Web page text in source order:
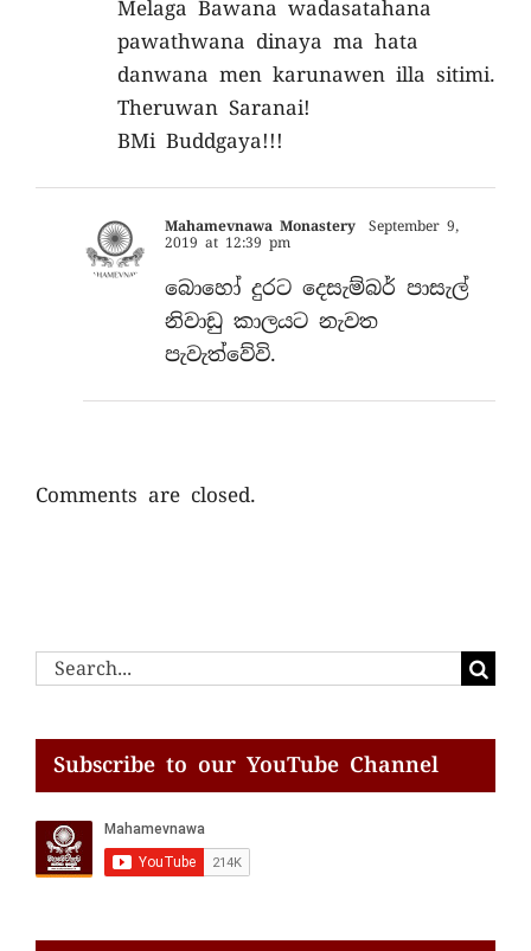
Melaga Bawana wadasatahana
pawathwana dinaya ma hata
danwana men karunawen illa sitimi.
Theruwan Saranai!
BMi Buddgaya!!!
Mahamevnawa Monastery
September 9,
2019 at 12:39 pm
බොහෝ දුරට දෙසැම්බර් පාසැල්
නිවාඩු කාලයට නැවත
පැවැත්වේවි.
Comments are closed.
Search
Subscribe to our YouTube Channel